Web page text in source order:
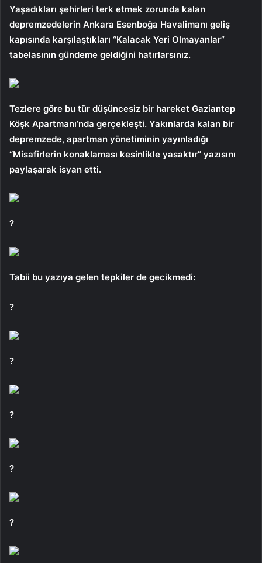
Yaşadıkları şehirleri terk etmek zorunda kalan
depremzedelerin Ankara Esenboğa Havalimanı geliş
kapısında karşılaştıkları “Kalacak Yeri Olmayanlar”
tabelasının gündeme geldiğini hatırlarsınız.
Tezlere göre bu tür düşüncesiz bir hareket Gaziantep
Köşk Apartmanı’nda gerçekleşti. Yakınlarda kalan bir
depremzede, apartman yönetiminin yayınladığı
“Misafirlerin konaklaması kesinlikle yasaktır” yazısını
paylaşarak isyan etti.
?
Tabii bu yazıya gelen tepkiler de gecikmedi:
?
?
?
?
?